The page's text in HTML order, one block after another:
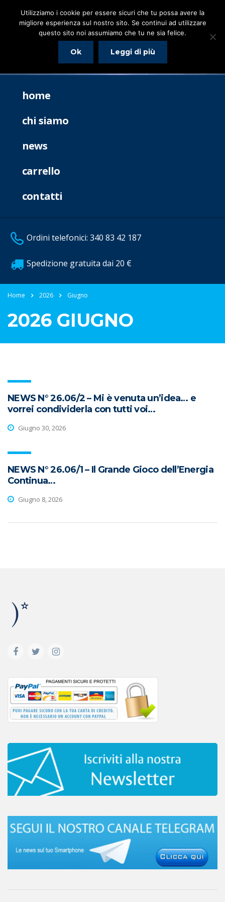
home
chi siamo
news
carrello
contatti
Ordini telefonici: 340 83 42 187
Spedizione gratuita dai 20 €
Home 2026 Giugno
2026 GIUGNO
NEWS N° 26.06/2 – Mi è venuta un’idea… e
vorrei condividerla con tutti voi…
Giugno 30, 2026
NEWS N° 26.06/1 – Il Grande Gioco dell’Energia
Continua…
Giugno 8, 2026
Utilizziamo i cookie per essere sicuri che tu possa avere la
migliore esperienza sul nostro sito. Se continui ad utilizzare
questo sito noi assumiamo che tu ne sia felice.
Ok Leggi di più